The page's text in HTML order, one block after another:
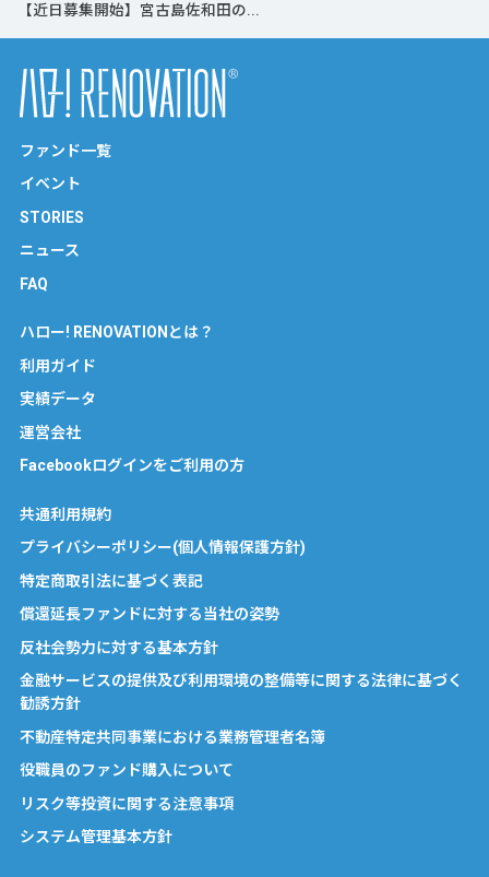
【近日募集開始】宮古島佐和田の...
ファンド一覧
イベント
STORIES
ニュース
FAQ
ハロー! RENOVATIONとは？
利用ガイド
実績データ
運営会社
Facebookログインをご利用の方
共通利用規約
プライバシーポリシー(個人情報保護方針)
特定商取引法に基づく表記
償還延長ファンドに対する当社の姿勢
反社会勢力に対する基本方針
金融サービスの提供及び利用環境の整備等に関する法律に基づく
勧誘方針
不動産特定共同事業における業務管理者名簿
役職員のファンド購入について
リスク等投資に関する注意事項
システム管理基本方針